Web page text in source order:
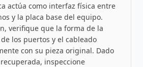
actúa como interfaz física entre
y la placa base del equipo.
verifique que la forma de la
los puertos y el cableado
con su pieza original. Dado
inspeccione